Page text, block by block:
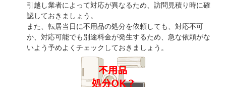
引越し業者によって対応が異なるため、訪問見積り時に確
認しておきましょう。
また、転居当日に不用品の処分を依頼しても、対応不可
か、対応可能でも別途料金が発生するため、急な依頼がな
いよう予めよくチェックしておきましょう。